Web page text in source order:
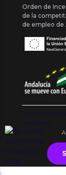
Orden de
de la
de empleo de
Copyright {{
reservados
.